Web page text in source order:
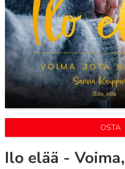
OSTA
Ilo elää -